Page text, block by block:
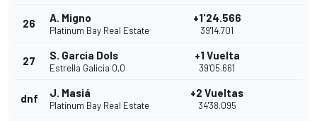
26 A. Migno
Platinum Bay Real Estate
+1'24.566
39'14.701
27 S. Garcia Dols
Estrella Galicia 0,0
+1 Vuelta
39'05.661
dnf J. Masiá
Platinum Bay Real Estate
+2 Vueltas
34'38.095